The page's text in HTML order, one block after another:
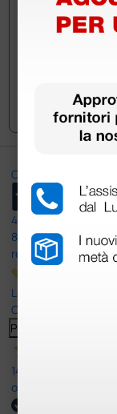
Ottimo
4,6
/5
8.330
recensioni
Le nostre recensioni
Clicca qui per
Precedente
14 Luglio 2026
ottima